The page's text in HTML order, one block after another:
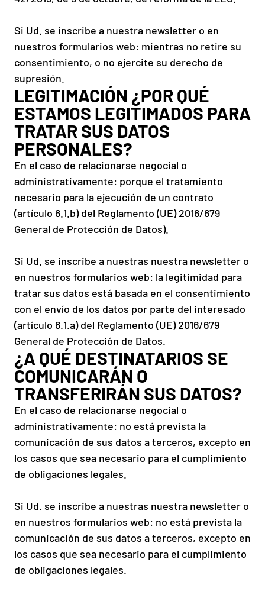
Si Ud. se inscribe a nuestra newsletter o en
nuestros formularios web: mientras no retire su
consentimiento, o no ejercite su derecho de
supresión.
LEGITIMACIÓN ¿POR QUÉ
ESTAMOS LEGITIMADOS PARA
TRATAR SUS DATOS
PERSONALES?
En el caso de relacionarse negocial o
administrativamente: porque el tratamiento
necesario para la ejecución de un contrato
(artículo 6.1.b) del Reglamento (UE) 2016/679
General de Protección de Datos).
Si Ud. se inscribe a nuestras nuestra newsletter o
en nuestros formularios web: la legitimidad para
tratar sus datos está basada en el consentimiento
con el envío de los datos por parte del interesado
(artículo 6.1.a) del Reglamento (UE) 2016/679
General de Protección de Datos.
¿A QUÉ DESTINATARIOS SE
COMUNICARÁN O
TRANSFERIRÁN SUS DATOS?
En el caso de relacionarse negocial o
administrativamente: no está prevista la
comunicación de sus datos a terceros, excepto en
los casos que sea necesario para el cumplimiento
de obligaciones legales.
Si Ud. se inscribe a nuestras nuestra newsletter o
en nuestros formularios web: no está prevista la
comunicación de sus datos a terceros, excepto en
los casos que sea necesario para el cumplimiento
de obligaciones legales.